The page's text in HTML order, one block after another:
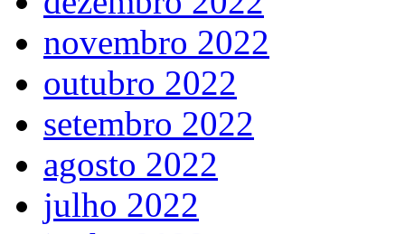
novembro 2022
outubro 2022
setembro 2022
agosto 2022
julho 2022